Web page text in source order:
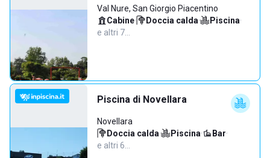
Val Nure, San Giorgio Piacentino
Cabine· Doccia calda· Piscina·
e altri 7…
Piscina di Novellara
Novellara
Doccia calda· Piscina· Bar·
e altri 6…